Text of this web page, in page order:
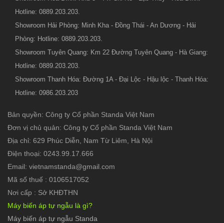
Hotline: 0889.203.203.
Showroom Hải Phòng: Minh Kha - Đồng Thái - An Dương - Hải
Phòng: Hotline: 0889.203.203.
Showroom Tuyên Quang: Km 22 Đường Tuyên Quang - Hà Giang:
Hotline: 0889.203.203.
Showroom Thanh Hóa: Đường 1A - Đại Lộc - Hậu lộc - Thanh Hóa:
Hotline: 0986.203.203
Bản quyền: Công ty Cổ phần Standa Việt Nam
Đơn vị chủ quản: Công ty Cổ phần Standa Việt Nam
Địa chỉ: 629 Phúc Diễn, Nam Từ Liêm, Hà Nội
Điện thoại: 0243.99.17.666
Email: vietnamstanda@gmail.com
Mã số thuế : 0106517052
Nơi cấp : Sở KHĐTHN
Máy biến áp tự ngẫu là gì?
Máy biến áp tự ngẫu Standa